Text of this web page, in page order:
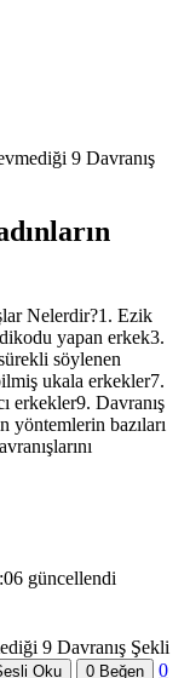
9 Davranış
Nelerdir?1. Ezik
yapan erkek3.
söylenen
ukala erkekler7.
erkekler9. Davranış
yöntemlerin bazıları
güncellendi
Oku 0 Beğen
0